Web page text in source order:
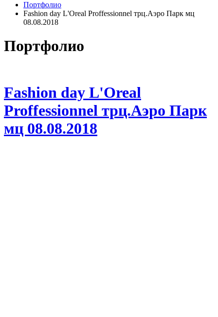
Портфолио
Fashion day L'Oreal Proffessionnel трц.Аэро Парк мц
08.08.2018
Портфолио
Fashion day L'Oreal
Proffessionnel трц.Аэро Парк
мц 08.08.2018